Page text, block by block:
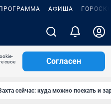
АФИША
свое
Согласен
сейчас: куда можно поехать и